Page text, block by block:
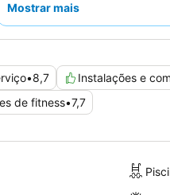
Para uma experiência
Mostrar mais
•8,7 Instalações e
de fitness•7,7